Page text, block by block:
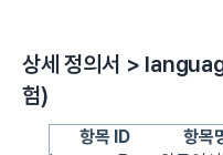
상세 정의서 >
험)
항목 ID 항목